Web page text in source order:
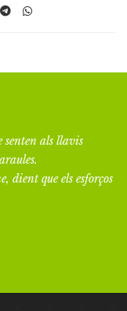
senten als llavis
dient que els esforços